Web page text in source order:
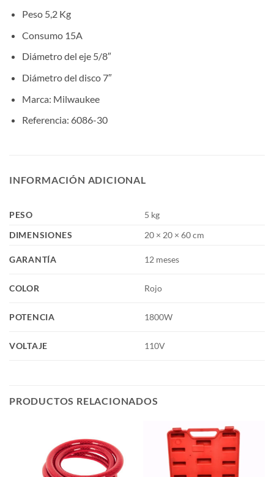
Peso 5,2 Kg
Consumo 15A
Diámetro del eje 5/8″
Diámetro del disco 7″
Marca: Milwaukee
Referencia: 6086-30
INFORMACIÓN ADICIONAL
PESO
5 kg
DIMENSIONES
20 × 20 × 60 cm
GARANTÍA 12 meses
COLOR Rojo
POTENCIA 1800W
VOLTAJE 110V
PRODUCTOS RELACIONADOS